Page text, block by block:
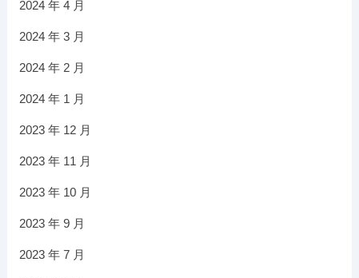
2024 年 4 月
2024 年 3 月
2024 年 2 月
2024 年 1 月
2023 年 12 月
2023 年 11 月
2023 年 10 月
2023 年 9 月
2023 年 7 月